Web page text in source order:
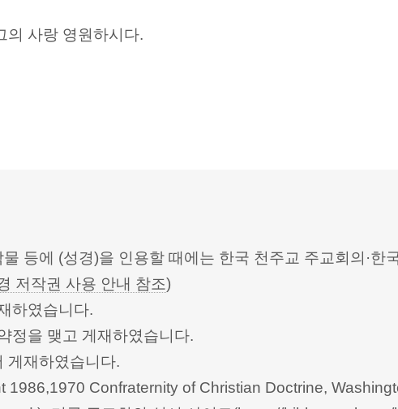
의 사랑 영원하시다.
등에 (성경)을 인용할 때에는 한국 천주교 주교회의·한
저작권 사용 안내 참조)
하였습니다.
정을 맺고 게재하였습니다.
게재하였습니다.
Confraternity of Christian Doctrine,